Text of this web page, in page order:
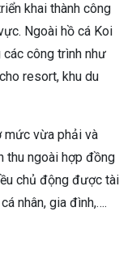
khai thành công
Ngoài hồ cá Koi
công trình như
resort, khu du
mức vừa phải và
thu ngoài hợp đồng
chủ động được tài
nhân, gia đình,….